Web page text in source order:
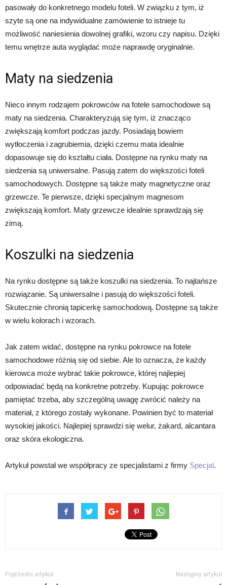
pasowały do konkretnego modelu foteli. W związku z tym, iż
szyte są one na indywidualne zamówienie to istnieje tu
możliwość naniesienia dowolnej grafiki, wzoru czy napisu. Dzięki
temu wnętrze auta wyglądać może naprawdę oryginalnie.
Maty na siedzenia
Nieco innym rodzajem pokrowców na fotele samochodowe są
maty na siedzenia. Charakteryzują się tym, iż znacząco
zwiększają komfort podczas jazdy. Posiadają bowiem
wytłoczenia i zagrubiemia, dzięki czemu mata idealnie
dopasowuje się do kształtu ciała. Dostępne na rynku maty na
siedzenia są uniwersalne. Pasują zatem do większości foteli
samochodowych. Dostępne są także maty magnetyczne oraz
grzewcze. Te pierwsze, dzięki specjalnym magnesom
zwiększają komfort. Maty grzewcze idealnie sprawdzają się
zimą.
Koszulki na siedzenia
Na rynku dostępne są także koszulki na siedzenia. To najtańsze
rozwiązanie. Są uniwersalne i pasują do większości foteli.
Skutecznie chronią tapicerkę samochodową. Dostępne są także
w wielu kolorach i wzorach.
Jak zatem widać, dostępne na rynku pokrowce na fotele
samochodowe różnią się od siebie. Ale to oznacza, że każdy
kierowca może wybrać takie pokrowce, której najlepiej
odpowiadać będą na konkretne potrzeby. Kupując pokrowce
pamiętać trzeba, aby szczególną uwagę zwrócić należy na
materiał, z którego zostały wykonane. Powinien być to materiał
wysokiej jakości. Najlepiej sprawdzi się welur, żakard, alcantara
oraz skóra ekologiczna.
Artykuł powstał we współpracy ze specjalistami z firmy Specjal.
Poprzedni artykuł Następny artykuł